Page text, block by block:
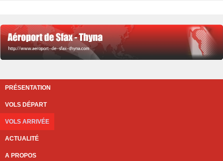
PRÉSENTATION
VOLS DÉPART
VOLS ARRIVÉE
ACTUALITÉ
A PROPOS